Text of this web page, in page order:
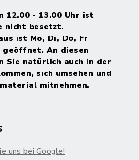
12.00 - 13.00 Uhr ist
nicht besetzt.
ist Mo, Di, Do, Fr
geöffnet. An diesen
Sie natürlich auch in der
sich umsehen und
mitnehmen.
uns bei Google!